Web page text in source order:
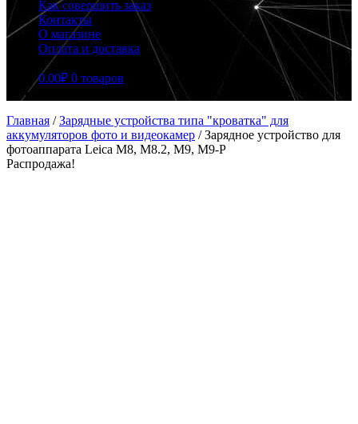
Как совершить заказ
Контакты
О магазине
Оплата и доставка
0.00₽ 0 товаров
Главная /Зарядные устройства типа "кроватка" для
аккумуляторов фото и видеокамер /Зарядное устройство для
фотоаппарата Leica M8, M8.2, M9, M9-P
Распродажа!